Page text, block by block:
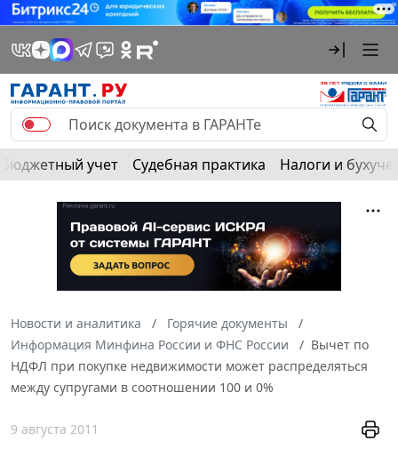
Бюджетный учет Судебная практика Налоги и
Новости и аналитика
Горячие документы
Информация Минфина России и ФНС России
Вычет по
НДФЛ при покупке недвижимости может распределяться
между супругами в соотношении 100 и 0%
9 августа 2011